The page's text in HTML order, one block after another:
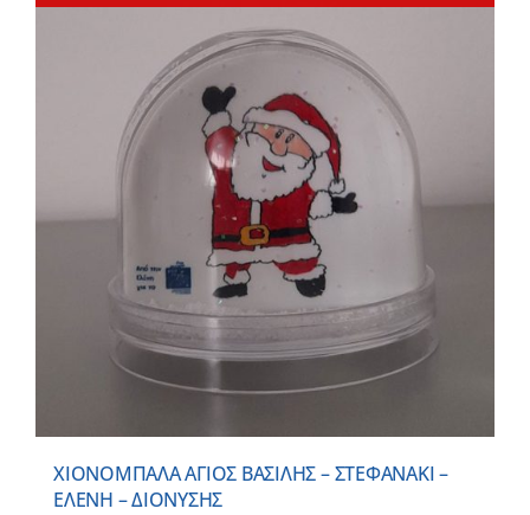
ΧΙΟΝΟΜΠΑΛΑ ΑΓΙΟΣ ΒΑΣΙΛΗΣ – ΣΤΕΦΑΝΑΚΙ –
ΕΛΕΝΗ – ΔΙΟΝΥΣΗΣ